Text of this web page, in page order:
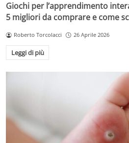
Giochi per l’apprendimento
5 migliori da comprare e come
Roberto Torcolacci 26 Aprile 2026
Leggi di più